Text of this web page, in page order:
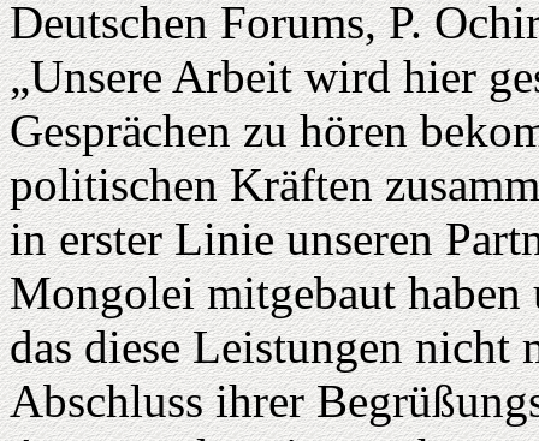
Deutschen Forums, P.
„Unsere Arbeit wird hier
Gesprächen zu hören
politischen Kräften
in erster Linie unseren
Mongolei mitgebaut haben
das diese Leistungen nicht
Abschluss ihrer